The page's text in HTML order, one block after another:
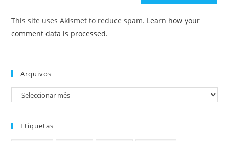
This site uses Akismet to reduce spam. Learn how your
comment data is processed.
Arquivos
Arquivos
Etiquetas